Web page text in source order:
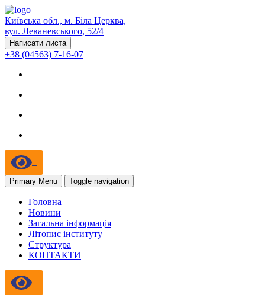
Київська обл., м. Біла Церква,
вул. Леваневського, 52/4
Написати листа
+38 (04563) 7-16-07
Primary Menu Toggle navigation
Головна
Новини
Загальна інформація
Літопис інституту
Структура
КОНТАКТИ